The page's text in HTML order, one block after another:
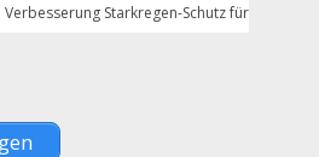
Starkregen-Schutz für